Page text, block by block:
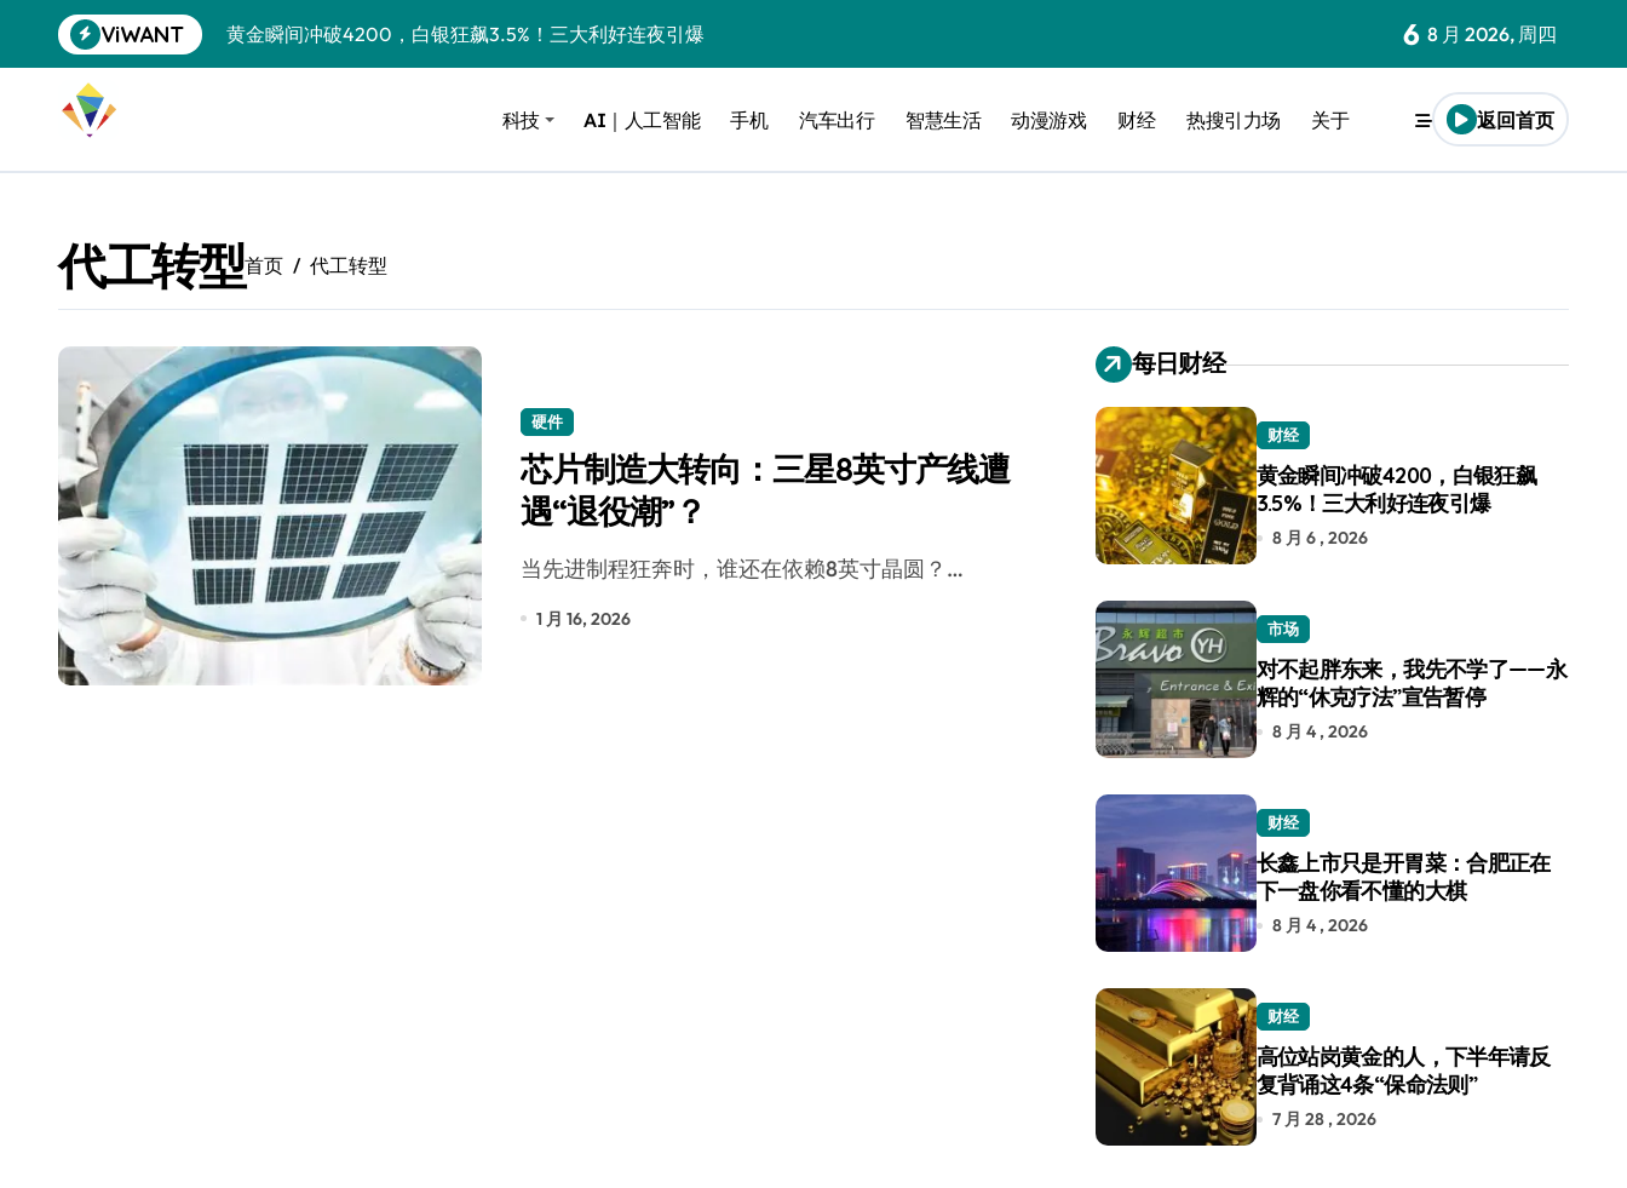
到
ViWANT
黄金瞬间冲破4200，白银狂飙3.5%！三大利好连夜引爆
Peloton 新车实测：屏幕能转、风扇怼脸，但最狠的是那个机械音
Xbox七月大崩盘：裁员3200、卖工作室、网络瘫了，微软这次真急了
谷歌DeepMind创始人辞去CEO，但继续“垂帘听政”？
400层堆叠、性能翻倍 三星把最新存储技术给了AI
召回X9、合作大众遇冷、高端梦碎：小鹏的“多事之夏”
比Model 3便宜？不，比Model 3有面儿——试驾雷克萨斯ES 500e
550亿美金！沙特把EA买了，但背了200亿的债
Xbox 25岁生日送壁纸送徽章，就是不送主机，你领不领？
别再用汽车USB给MacBook充电了！老司机教你3招真·快充
花钱买宝马，启动先看蜘蛛侠？”车主怒了：车内不是广告屏！
6 8 月 2026, 周四
科技 AI｜人工智能 手机 汽车出行 智慧生活 动漫游戏 财经 热搜引力场 关于 返回首页
代工转型首页 代工转型
硬件
芯片制造大转向：三星8英寸产线遭
遇“退役潮”？
当先进制程狂奔时，谁还在依赖8英寸晶圆？…
1 月 16, 2026
每日财经
财经
黄金瞬间冲破4200，白银狂飙
3.5%！三大利好连夜引爆
8 月 6 , 2026
市场
对不起胖东来，我先不学了——永
辉的“休克疗法”宣告暂停
8 月 4 , 2026
财经
长鑫上市只是开胃菜：合肥正在
下一盘你看不懂的大棋
8 月 4 , 2026
财经
高位站岗黄金的人，下半年请反
复背诵这4条“保命法则”
7 月 28 , 2026